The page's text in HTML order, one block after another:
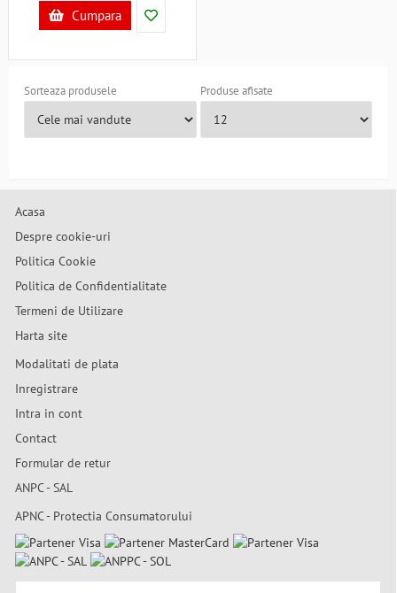
Cumpara
Sorteaza produsele Produse afisate
Acasa
Despre cookie-uri
Politica Cookie
Politica de Confidentialitate
Termeni de Utilizare
Harta site
Modalitati de plata
Inregistrare
Intra in cont
Contact
Formular de retur
ANPC - SAL
APNC - Protectia Consumatorului